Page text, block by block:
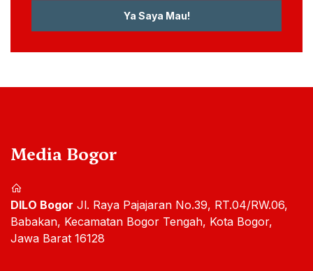
Ya Saya Mau!
Media Bogor
DILO Bogor Jl. Raya Pajajaran No.39, RT.04/RW.06,
Babakan, Kecamatan Bogor Tengah, Kota Bogor,
Jawa Barat 16128